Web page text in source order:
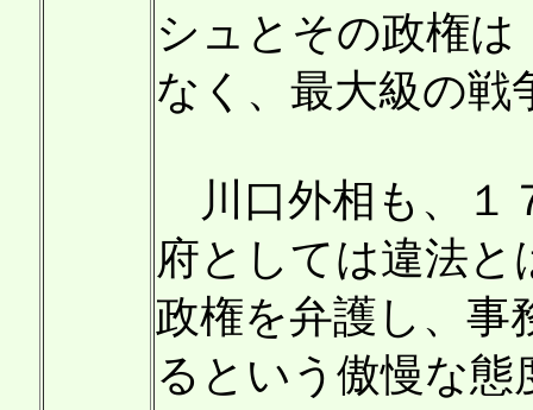
シュとその政権は
なく、最大級の戦
川口外相も、１
府としては違法
政権を弁護し、事
るという傲慢な態